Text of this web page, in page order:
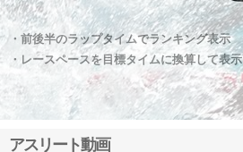
・前後半のラップタイムでランキング表示
・レースペースを目標タイムに換算して表示
アスリート動画